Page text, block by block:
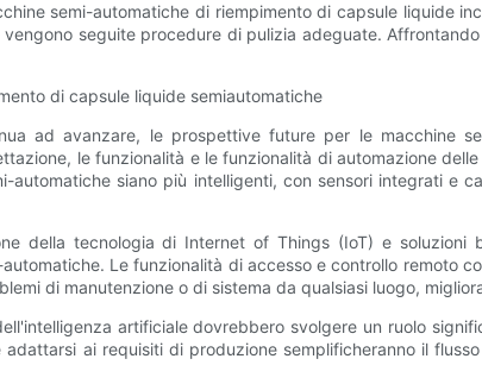
semi-automatiche di riempimento di capsule liquide
seguite procedure di pulizia adeguate.
di capsule liquide semiautomatiche
ad avanzare, le prospettive future per le macchine
le funzionalità e le funzionalità di automazione
automatiche siano più intelligenti, con sensori integrati
della tecnologia di Internet of Things (IoT) e
Le funzionalità di accesso e controllo remoto
di manutenzione o di sistema da qualsiasi luogo,
artificiale dovrebbero svolgere un ruolo
ai requisiti di produzione semplificheranno il